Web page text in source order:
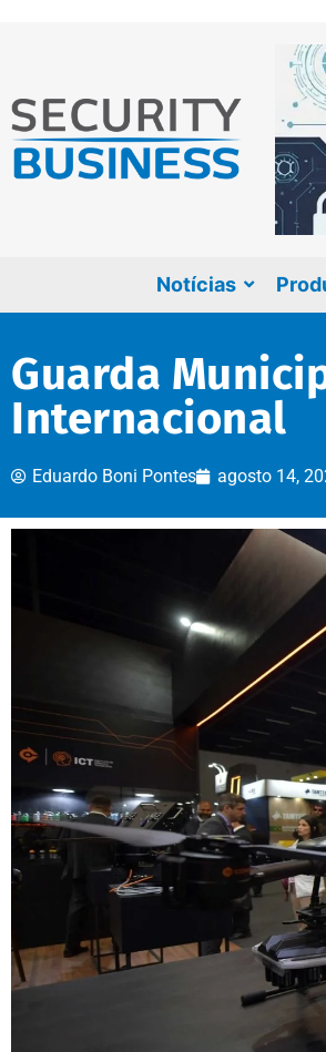
Notícias
Guarda
Internacional
Eduardo Boni Pontes agosto 14,